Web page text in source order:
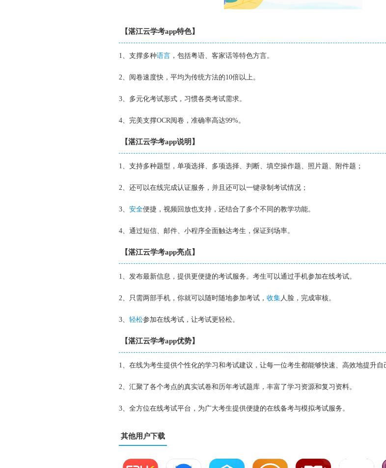
【湛江云学考app特色】
1、支撑多种语言 ，包括粤语、客家话等特色方言。
2、阅卷速度快，平均为传统方法的10倍以上。
3、多元化考试形式，习惯各类考试需求。
4、完美支撑OCR阅卷，准确率高达99%。
【湛江云学考app说明】
1、支持多种题型，单项选择、多项选择、判断、填空操作题、照片题、附件题；
2、还可以在线完成认证服务，并且还可以一键录制考试情况；
3、 安全便捷，视频回放也支持，还结合了多个不同的教学功能。
4、通过短信、邮件、小程序全面触达考生，保证到场率。
【湛江云学考app亮点】
1、发布最新信息，提供更便捷的考试服务。考生可以通过手机参加在线考试。
2、只需两部手机，你就可以随时随地参加考试， 收集人脸，完成审核。
3、 轻松参加在线考试，让考试更轻松。
【湛江云学考app优势】
1、在线为考生提供个性化的学习和考试建议，让每一位考生都能够快速、高效地提升自
2、汇聚了各个考点的真实试卷和历年考试题库，丰富了学习资源和复习资料。
3、全方位在线考试平台，为广大考生提供便捷的在线备考与模拟考试服务。
其他用户下载